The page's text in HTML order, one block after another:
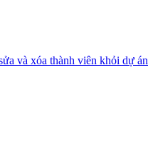
và xóa thành viên khỏi dự án